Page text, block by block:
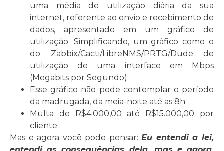
uma média de utilização diária da sua
internet, referente ao envio e recebimento de
dados, apresentado em um gráfico de
utilização. Simplificando, um gráfico como o
do Zabbix/Cacti/LibreNMS/PRTG/Dude de
utilização de uma interface em Mbps
(Megabits por Segundo).
Esse gráfico não pode contemplar o período
da madrugada, da meia-noite até as 8h.
Multa de R$4.000,00 até R$15.000,00 por
cliente
Mas e agora você pode pensar:Eu entendi a lei,